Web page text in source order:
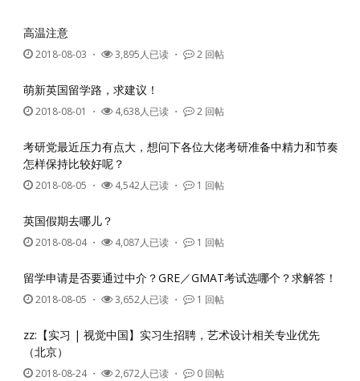
高温注意
2018-08-03 ・ 3,895人已读 ・ 2 回帖
萌新英国留学路，求建议！
2018-08-01 ・ 4,638人已读 ・ 2 回帖
考研党最近压力有点大，想问下各位大佬考研准备中精力和节奏
怎样保持比较好呢？
2018-08-05 ・ 4,542人已读 ・ 1 回帖
英国假期去哪儿？
2018-08-04・ 4,087人已读 ・ 1 回帖
留学申请是否要通过中介？GRE／GMAT考试选哪个？求解答！
2018-08-05 ・ 3,652人已读 ・ 1 回帖
zz:【实习 | 视觉中国】实习生招聘，艺术设计相关专业优先
（北京）
2018-08-24・ 2,672人已读 ・ 0 回帖